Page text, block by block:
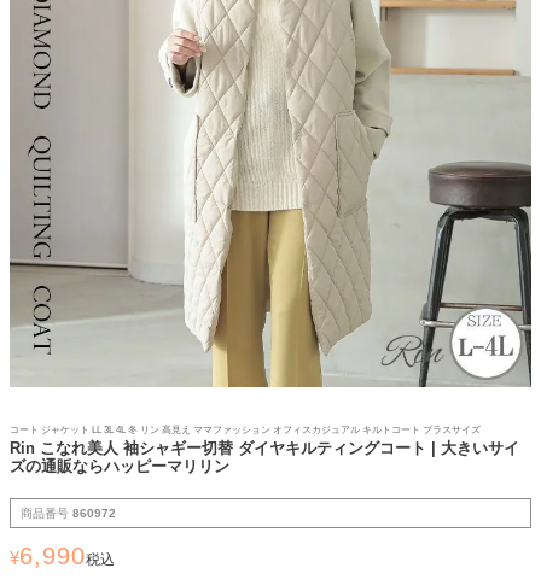
コート ジャケット LL 3L 4L 冬 リン 高見え ママファッション オフィスカジュアル キルトコート プラスサイズ
Rin こなれ美人 袖シャギー切替 ダイヤキルティングコート | 大きいサイ
ズの通販ならハッピーマリリン
商品番号 860972
¥6,990税込